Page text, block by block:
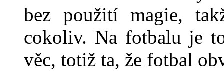
bez použití magie,
cokoliv. Na fotbalu je
věc, totiž ta, že fotbal